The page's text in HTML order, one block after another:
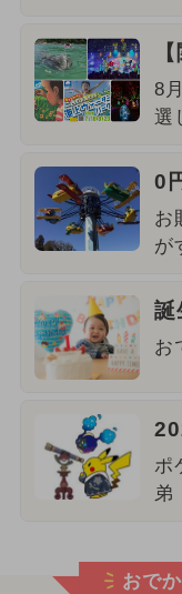
8
選
0
お
が
誕
お
ポ
弟
おで